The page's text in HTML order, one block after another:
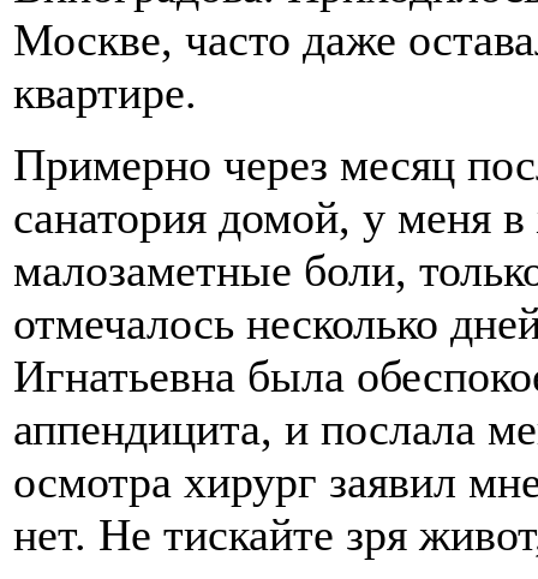
Москве, часто даже
квартире.
Примерно через месяц
санатория домой, у меня
малозаметные боли,
отмечалось несколько
Игнатьевна была
аппендицита, и послала
осмотра хирург заявил
нет. Не тискайте зря